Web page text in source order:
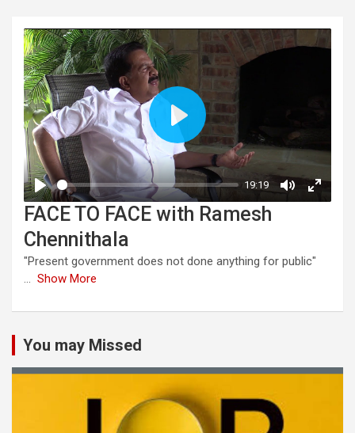
FACE TO FACE with Ramesh
Chennithala
"Present government does not done anything for public"
... Show More
You may Missed